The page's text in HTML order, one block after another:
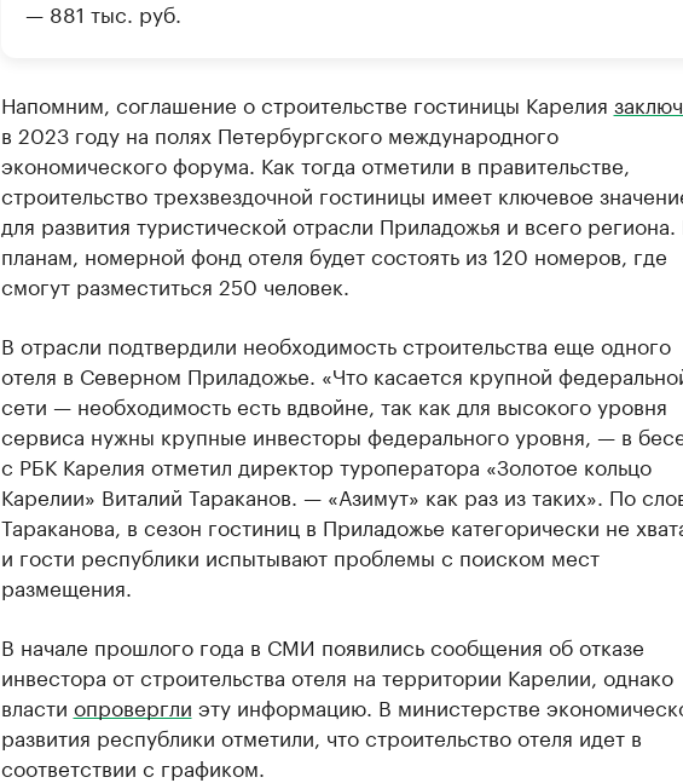
— 881 тыс. руб.
Напомним, соглашение о строительстве гостиницы Карелия
в 2023 году на полях Петербургского международного
экономического форума. Как тогда отметили в правительстве,
строительство трехзвездочной гостиницы имеет ключевое
для развития туристической отрасли Приладожья и всего
планам, номерной фонд отеля будет состоять из 120 номеров, где
смогут разместиться 250 человек.
В отрасли подтвердили необходимость строительства еще одного
отеля в Северном Приладожье. «Что касается крупной
сети — необходимость есть вдвойне, так как для высокого уровня
сервиса нужны крупные инвесторы федерального уровня, — в
с РБК Карелия отметил директор туроператора «Золотое кольцо
Карелии» Виталий Тараканов. — «Азимут» как раз из таких». По
Тараканова, в сезон гостиниц в Приладожье категорически не
и гости республики испытывают проблемы с поиском мест
размещения.
В начале прошлого года в СМИ появились сообщения об отказе
инвестора от строительства отеля на территории Карелии, однако
власти опровергли эту информацию. В министерстве
развития республики отметили, что строительство отеля идет в
соответствии с графиком.